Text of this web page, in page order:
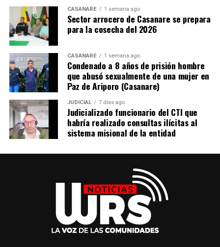
Por estos hechos, una fiscal Gaula de la Dirección
Especializada contra las Organizaciones Criminales les
imputó los delitos de concierto para delinquir agravado
con fines de extorsión; fabricación, tráfico, porte o
tenencia de armas de fuego, accesorios, partes o
municiones de uso restringido, de uso privativo de las
Bernal Sánchez aceptó los cargos. Por disposición del
juez de control de garantías, los tres procesados
deberán cumplir medida de aseguramiento privativa de
la libertad en centro carcelario.
CASANARE 1 semana ago
Sector arrocero de Casanare se prepara
para la cosecha del 2026
CASANARE 1 semana ago
Condenado a 8 años de prisión hombre
que abusó sexualmente de una mujer en
Paz de Ariporo (Casanare)
JUDICIAL 7 días ago
Judicializado funcionario del CTI que
habría realizado consultas ilícitas al
sistema misional de la entidad